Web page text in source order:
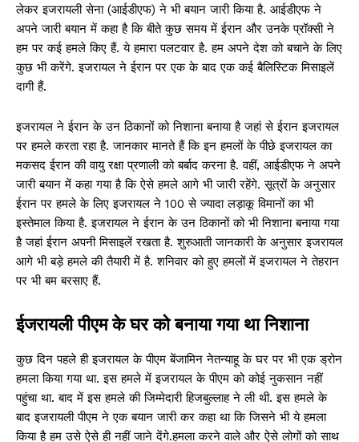
लेकर इजरायली सेना (आईडीएफ) ने भी बयान जारी किया है. आईडीएफ ने
अपने जारी बयान में कहा है कि बीते कुछ समय में ईरान और उनके प्रॉक्सी ने
हम पर कई हमले किए हैं. ये हमारा पलटवार है. हम अपने देश को बचाने के लिए
कुछ भी करेंगे. इजरायल ने ईरान पर एक के बाद एक कई बैलिस्टिक मिसाइलें
दागी हैं.
इजरायल ने ईरान के उन ठिकानों को निशाना बनाया है जहां से ईरान इजरायल
पर हमले करता रहा है. जानकार मानते हैं कि इन हमलों के पीछे इजरायल का
मकसद ईरान की वायु रक्षा प्रणाली को बर्बाद करना है. वहीं, आईडीएफ ने अपने
जारी बयान में कहा गया है कि ऐसे हमले आगे भी जारी रहेंगे. सूत्रों के अनुसार
ईरान पर हमले के लिए इजरायल ने 100 से ज्यादा लड़ाकू विमानों का भी
इस्तेमाल किया है. इजरायल ने ईरान के उन ठिकानों को भी निशाना बनाया गया
है जहां ईरान अपनी मिसाइलें रखता है. शुरुआती जानकारी के अनुसार इजरायल
आगे भी बड़े हमले की तैयारी में है. शनिवार को हुए हमलों में इजरायल ने तेहरान
पर भी बम बरसाए हैं.
ईजरायली पीएम के घर को बनाया गया था निशाना
कुछ दिन पहले ही इजरायल के पीएम बेंजामिन नेतन्याहू के घर पर भी एक ड्रोन
हमला किया गया था. इस हमले में इजरायल के पीएम को कोई नुकसान नहीं
पहुंचा था. बाद में इस हमले की जिम्मेदारी हिजबुल्लाह ने ली थी. इस हमले के
बाद इजरायली पीएम ने एक बयान जारी कर कहा था कि जिसने भी ये हमला
किया है हम उसे ऐसे ही नहीं जाने देंगे.हमला करने वाले और ऐसे लोगों को साथ